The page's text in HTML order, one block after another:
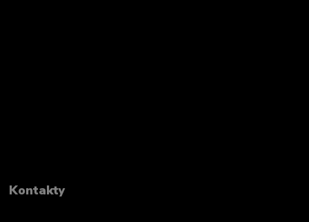
Kontakty